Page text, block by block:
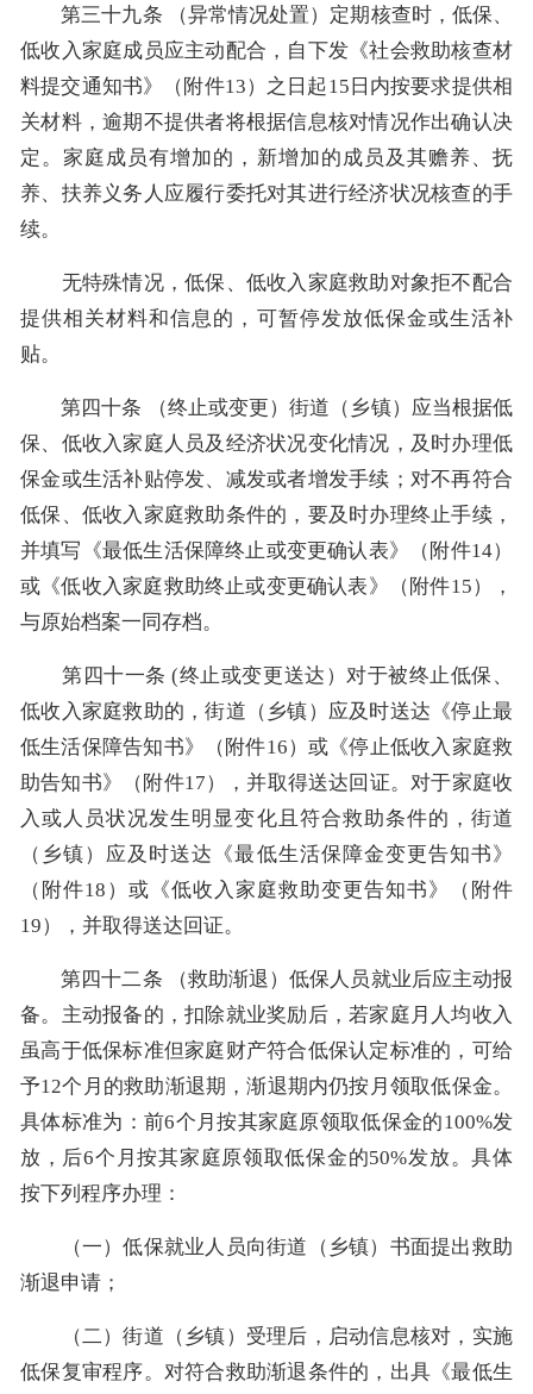
第三十九条 （异常情况处置）定期核查时，低保、
低收入家庭成员应主动配合，自下发《社会救助核查材
料提交通知书》（附件13）之日起15日内按要求提供相
关材料，逾期不提供者将根据信息核对情况作出确认决
定。家庭成员有增加的，新增加的成员及其赡养、抚
养、扶养义务人应履行委托对其进行经济状况核查的手
续。
无特殊情况，低保、低收入家庭救助对象拒不配合
提供相关材料和信息的，可暂停发放低保金或生活补
贴。
第四十条 （终止或变更）街道（乡镇）应当根据低
保、低收入家庭人员及经济状况变化情况，及时办理低
保金或生活补贴停发、减发或者增发手续；对不再符合
低保、低收入家庭救助条件的，要及时办理终止手续，
并填写《最低生活保障终止或变更确认表》（附件14）
或《低收入家庭救助终止或变更确认表》（附件15），
与原始档案一同存档。
第四十一条 (终止或变更送达）对于被终止低保、
低收入家庭救助的，街道（乡镇）应及时送达《停止最
低生活保障告知书》（附件16）或《停止低收入家庭救
助告知书》（附件17），并取得送达回证。对于家庭收
入或人员状况发生明显变化且符合救助条件的，街道
（乡镇）应及时送达《最低生活保障金变更告知书》
（附件18）或《低收入家庭救助变更告知书》（附件
19），并取得送达回证。
第四十二条 （救助渐退）低保人员就业后应主动报
备。主动报备的，扣除就业奖励后，若家庭月人均收入
虽高于低保标准但家庭财产符合低保认定标准的，可给
予12个月的救助渐退期，渐退期内仍按月领取低保金。
具体标准为：前6个月按其家庭原领取低保金的100%发
放，后6个月按其家庭原领取低保金的50%发放。具体
按下列程序办理：
（一）低保就业人员向街道（乡镇）书面提出救助
渐退申请；
（二）街道（乡镇）受理后，启动信息核对，实施
低保复审程序。对符合救助渐退条件的，出具《最低生